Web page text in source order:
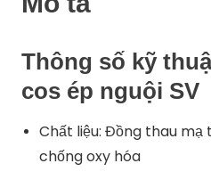
Thông số kỹ
cos ép nguội SV
Chất liệu: Đồng thau
chống oxy hóa